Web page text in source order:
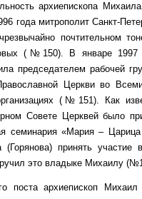
архиепископа
года митрополит Санкт-
почтительном
(№150). В январе 1997
председателем рабочей
Церкви во
(№151). Как
Совете Церквей было
семинария «Мария –
(Горянова) принять
это владыке Михаилу
поста архиепископ